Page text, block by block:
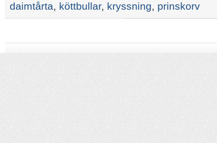
daimtårta, köttbullar, kryssning, prinskorv